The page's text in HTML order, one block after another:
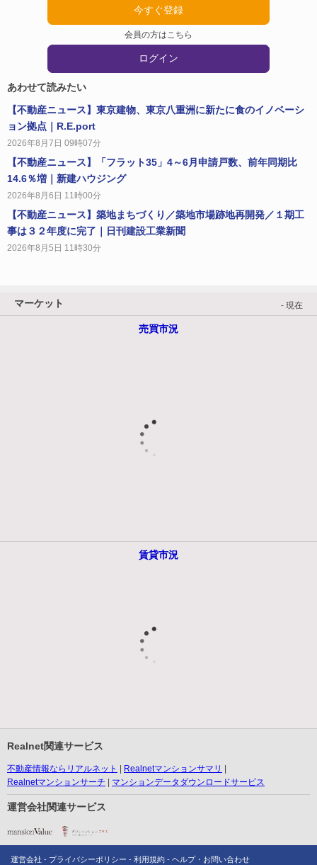
今すぐ登録
会員の方はこちら
ログイン
あわせて読みたい
【不動産ニュース】東京建物、東京八重洲に新たに食のイノベーシ
ョン拠点｜R.E.port
2026年8月7日 09時07分
【不動産ニュース】「フラット35」4～6月申請戸数、前年同期比
14.6％増｜新建ハウジング
2026年8月6日 11時00分
【不動産ニュース】築地まちづくり／築地市場跡地再開発／１期工
事は３２年度に完了｜日刊建設工業新聞
2026年8月5日 11時30分
マーケット - 現在
売買市況
賃貸市況
Realnet関連サービス
不動産情報ならリアルネット
Realnetマンションサマリ
Realnetマンションサーチ
マンションデータダウンロードサービス
運営会社関連サービス
運営会社 プライバシーポリシー 利用規約 ヘルプ・お問い合わせ